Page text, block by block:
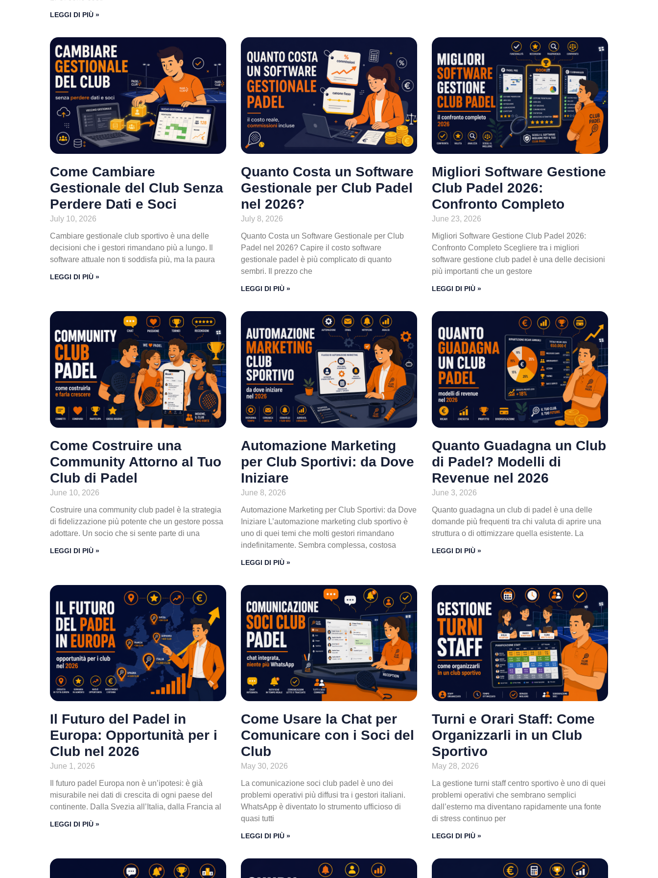
LEGGI DI PIÙ »
Come Cambiare
Gestionale del Club Senza
Perdere Dati e Soci
July 10, 2026
Cambiare gestionale club sportivo è una delle
decisioni che i gestori rimandano più a lungo. Il
software attuale non ti soddisfa più, ma la paura
LEGGI DI PIÙ »
Quanto Costa un Software
Gestionale per Club Padel
nel 2026?
July 8, 2026
Quanto Costa un Software Gestionale per Club
Padel nel 2026? Capire il costo software
gestionale padel è più complicato di quanto
sembri. Il prezzo che
LEGGI DI PIÙ »
Migliori Software Gestione
Club Padel 2026:
Confronto Completo
June 23, 2026
Migliori Software Gestione Club Padel 2026:
Confronto Completo Scegliere tra i migliori
software gestione club padel è una delle decisioni
più importanti che un gestore
LEGGI DI PIÙ »
Come Costruire una
Community Attorno al Tuo
Club di Padel
June 10, 2026
Costruire una community club padel è la strategia
di fidelizzazione più potente che un gestore possa
adottare. Un socio che si sente parte di una
LEGGI DI PIÙ »
Automazione Marketing
per Club Sportivi: da Dove
Iniziare
June 8, 2026
Automazione Marketing per Club Sportivi: da Dove
Iniziare L’automazione marketing club sportivo è
uno di quei temi che molti gestori rimandano
indefinitamente. Sembra complessa, costosa
LEGGI DI PIÙ »
Quanto Guadagna un Club
di Padel? Modelli di
Revenue nel 2026
June 3, 2026
Quanto guadagna un club di padel è una delle
domande più frequenti tra chi valuta di aprire una
struttura o di ottimizzare quella esistente. La
LEGGI DI PIÙ »
Il Futuro del Padel in
Europa: Opportunità per i
Club nel 2026
June 1, 2026
Il futuro padel Europa non è un’ipotesi: è già
misurabile nei dati di crescita di ogni paese del
continente. Dalla Svezia all’Italia, dalla Francia al
LEGGI DI PIÙ »
Come Usare la Chat per
Comunicare con i Soci del
Club
May 30, 2026
La comunicazione soci club padel è uno dei
problemi operativi più diffusi tra i gestori italiani.
WhatsApp è diventato lo strumento ufficioso di
quasi tutti
LEGGI DI PIÙ »
Turni e Orari Staff: Come
Organizzarli in un Club
Sportivo
May 28, 2026
La gestione turni staff centro sportivo è uno di quei
problemi operativi che sembrano semplici
dall’esterno ma diventano rapidamente una fonte
di stress continuo per
LEGGI DI PIÙ »